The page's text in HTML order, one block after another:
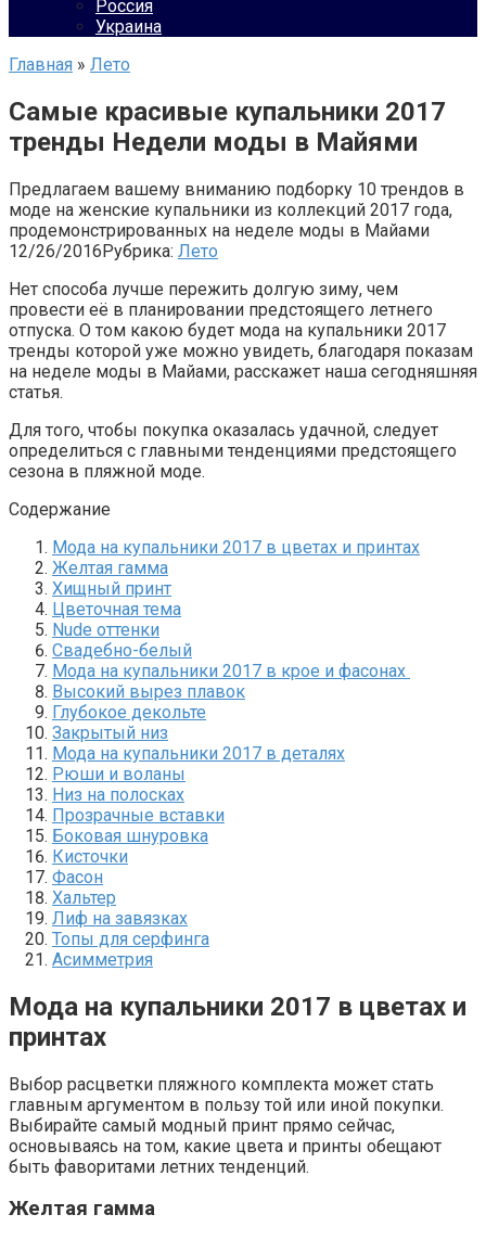
Россия
Украина
Главная » Лето
Самые красивые купальники 2017
тренды Недели моды в Майями
Предлагаем вашему вниманию подборку 10 трендов в
моде на женские купальники из коллекций 2017 года,
продемонстрированных на неделе моды в Майами
12/26/2016Рубрика: Лето
Нет способа лучше пережить долгую зиму, чем
провести её в планировании предстоящего летнего
отпуска. О том какою будет мода на купальники 2017
тренды которой уже можно увидеть, благодаря показам
на неделе моды в Майами, расскажет наша сегодняшняя
статья.
Для того, чтобы покупка оказалась удачной, следует
определиться с главными тенденциями предстоящего
сезона в пляжной моде.
Содержание
Мода на купальники 2017 в цветах и принтах
Желтая гамма
Хищный принт
Цветочная тема
Nude оттенки
Свадебно-белый
Мода на купальники 2017 в крое и фасонах
Высокий вырез плавок
Глубокое декольте
Закрытый низ
Мода на купальники 2017 в деталях
Рюши и воланы
Низ на полосках
Прозрачные вставки
Боковая шнуровка
Кисточки
Фасон
Хальтер
Лиф на завязках
Топы для серфинга
Асимметрия
Мода на купальники 2017 в цветах и
принтах
Выбор расцветки пляжного комплекта может стать
главным аргументом в пользу той или иной покупки.
Выбирайте самый модный принт прямо сейчас,
основываясь на том, какие цвета и принты обещают
быть фаворитами летних тенденций.
Желтая гамма